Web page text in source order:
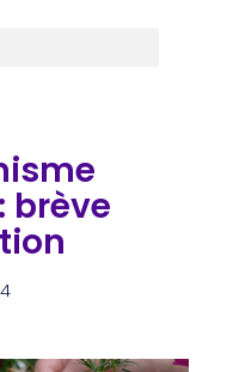
brève